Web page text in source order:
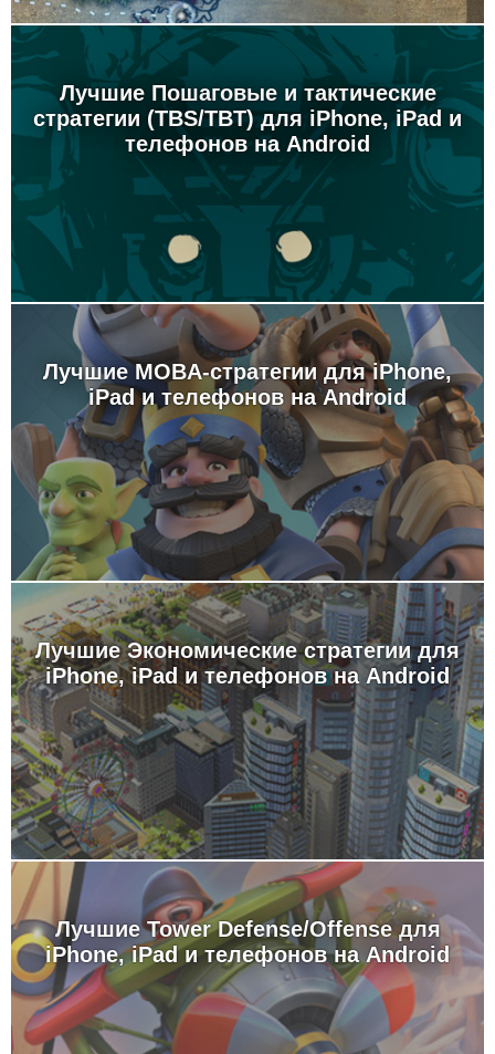
Лучшие Пошаговые и тактические
стратегии (TBS/TBT) для iPhone, iPad и
телефонов на Android
Лучшие MOBA-стратегии для iPhone,
iPad и телефонов на Android
Лучшие Экономические стратегии для
iPhone, iPad и телефонов на Android
Лучшие Tower Defense/Offense для
iPhone, iPad и телефонов на Android